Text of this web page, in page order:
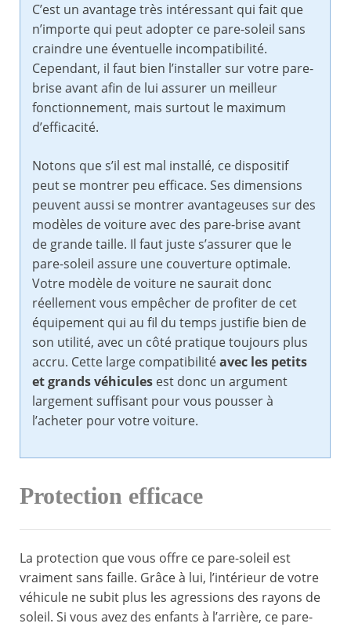
C’est un avantage très intéressant qui fait que
n’importe qui peut adopter ce pare-soleil sans
craindre une éventuelle incompatibilité.
Cependant, il faut bien l’installer sur votre pare-
brise avant afin de lui assurer un meilleur
fonctionnement, mais surtout le maximum
d’efficacité.
Notons que s’il est mal installé, ce dispositif
peut se montrer peu efficace. Ses dimensions
peuvent aussi se montrer avantageuses sur des
modèles de voiture avec des pare-brise avant
de grande taille. Il faut juste s’assurer que le
pare-soleil assure une couverture optimale.
Votre modèle de voiture ne saurait donc
réellement vous empêcher de profiter de cet
équipement qui au fil du temps justifie bien de
son utilité, avec un côté pratique toujours plus
accru. Cette large compatibilitéavec les petits
et grands véhicules est donc un argument
largement suffisant pour vous pousser à
l’acheter pour votre voiture.
Protection efficace
La protection que vous offre ce pare-soleil est
vraiment sans faille. Grâce à lui, l’intérieur de votre
véhicule ne subit plus les agressions des rayons de
soleil. Si vous avez des enfants à l’arrière, ce pare-